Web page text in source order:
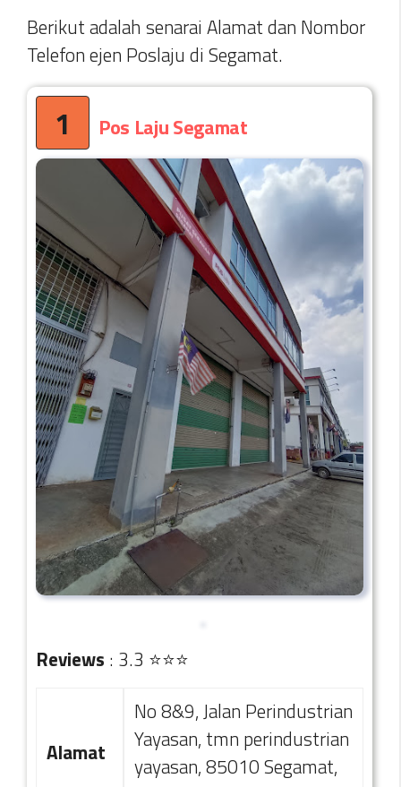
Berikut adalah senarai Alamat dan Nombor
Telefon ejen Poslaju di Segamat.
1 Pos Laju Segamat
Reviews : 3.3 ⭐⭐⭐
Alamat
No 8&9, Jalan Perindustrian
Yayasan, tmn perindustrian
yayasan, 85010 Segamat,